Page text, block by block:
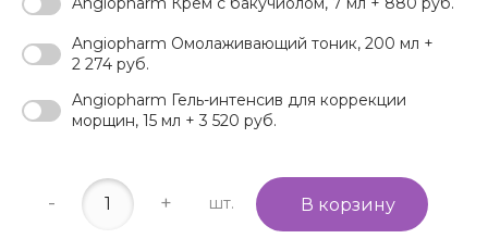
Angiopharm Омолаживающий тоник, 200 мл +
2 274 руб.
Angiopharm Гель-интенсив для коррекции
морщин, 15 мл + 3 520 руб.
- + шт. В корзину